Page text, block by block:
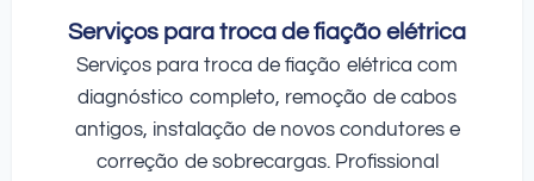
Serviços para troca de fiação elétrica
Serviços para troca de fiação elétrica com
diagnóstico completo, remoção de cabos
antigos, instalação de novos condutores e
correção de sobrecargas. Profissional